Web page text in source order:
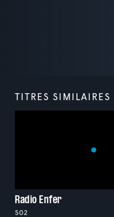
TITRES SIMILAIRES
Radio Enfer
S02